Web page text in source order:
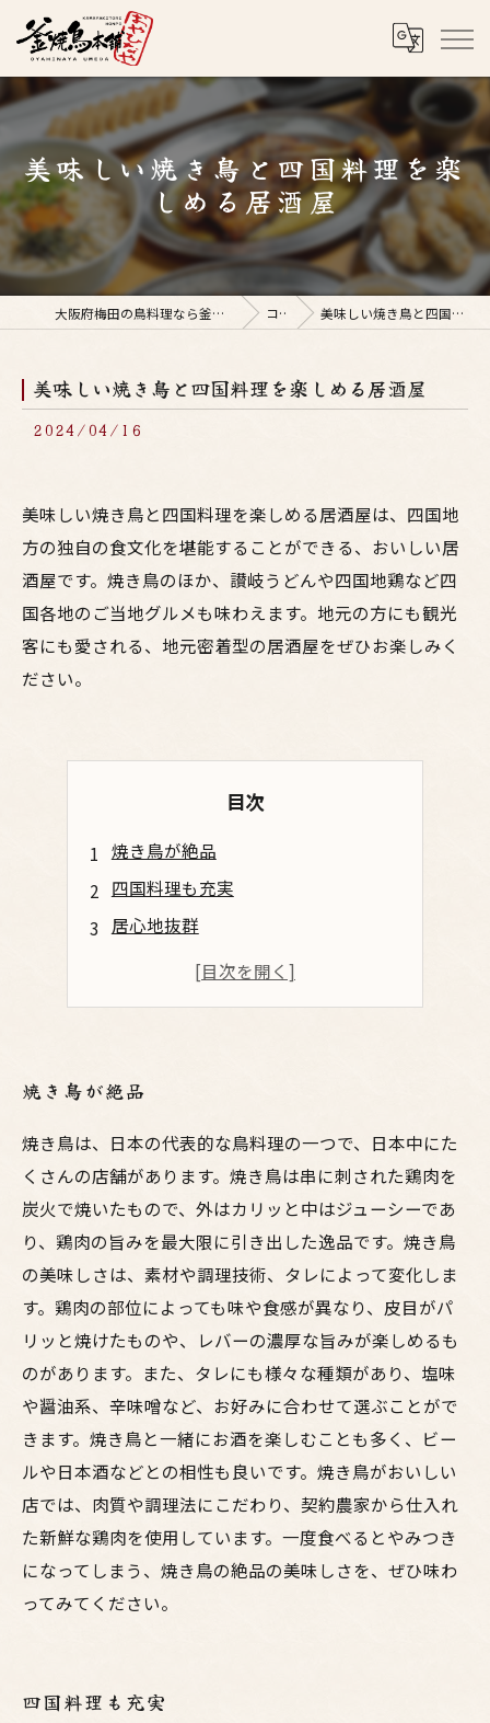
美味しい焼き鳥と四国料理を楽
しめる居酒屋
大阪府梅田の鳥料理なら釜焼鳥本舗おやひなや 梅田店 コラム 美味しい焼き鳥と四国料理を楽しめる居酒屋
美味しい焼き鳥と四国料理を楽しめる居酒屋
2024/04/16
美味しい焼き鳥と四国料理を楽しめる居酒屋は、四国地
方の独自の食文化を堪能することができる、おいしい居
酒屋です。焼き鳥のほか、讃岐うどんや四国地鶏など四
国各地のご当地グルメも味わえます。地元の方にも観光
客にも愛される、地元密着型の居酒屋をぜひお楽しみく
ださい。
目次
焼き鳥が絶品
四国料理も充実
居心地抜群
お酒の種類も豊富
焼き鳥が絶品
焼き鳥は、日本の代表的な鳥料理の一つで、日本中にた
くさんの店舗があります。焼き鳥は串に刺された鶏肉を
炭火で焼いたもので、外はカリッと中はジューシーであ
り、鶏肉の旨みを最大限に引き出した逸品です。焼き鳥
の美味しさは、素材や調理技術、タレによって変化しま
す。鶏肉の部位によっても味や食感が異なり、皮目がパ
リッと焼けたものや、レバーの濃厚な旨みが楽しめるも
のがあります。また、タレにも様々な種類があり、塩味
や醤油系、辛味噌など、お好みに合わせて選ぶことがで
きます。焼き鳥と一緒にお酒を楽しむことも多く、ビー
ルや日本酒などとの相性も良いです。焼き鳥がおいしい
店では、肉質や調理法にこだわり、契約農家から仕入れ
た新鮮な鶏肉を使用しています。一度食べるとやみつき
になってしまう、焼き鳥の絶品の美味しさを、ぜひ味わ
ってみてください。
四国料理も充実